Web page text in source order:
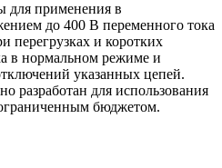
для применения в
до 400 В переменного тока
перегрузках и коротких
в нормальном режиме и
указанных цепей.
разработан для использования
бюджетом.